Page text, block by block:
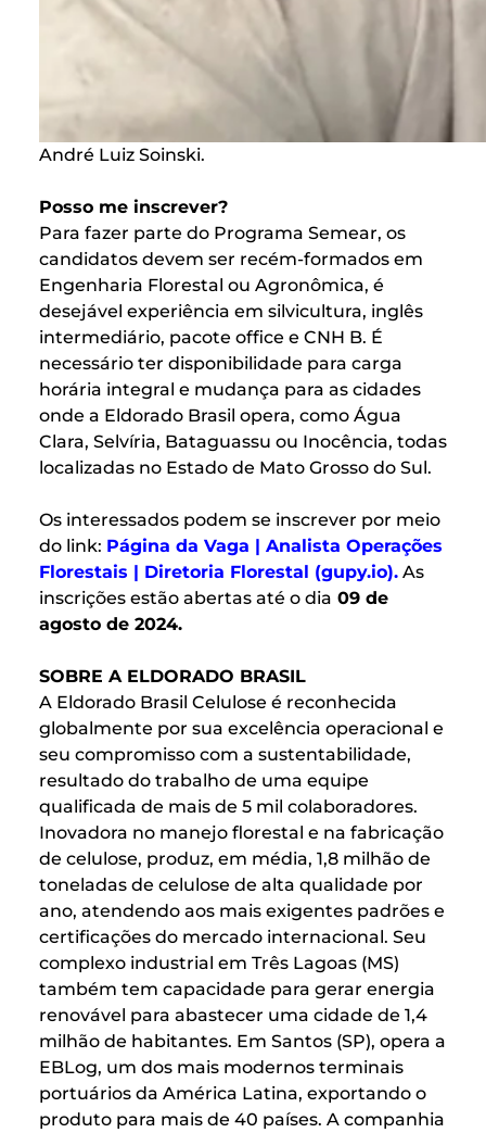
André Luiz Soinski.
Posso me inscrever?
Para fazer parte do Programa Semear, os
candidatos devem ser recém-formados em
Engenharia Florestal ou Agronômica, é
desejável experiência em silvicultura, inglês
intermediário, pacote office e CNH B. É
necessário ter disponibilidade para carga
horária integral e mudança para as cidades
onde a Eldorado Brasil opera, como Água
Clara, Selvíria, Bataguassu ou Inocência, todas
localizadas no Estado de Mato Grosso do Sul.
Os interessados podem se inscrever por meio
do link: Página da Vaga | Analista Operações
Florestais | Diretoria Florestal (gupy.io). As
inscrições estão abertas até o dia 09 de
agosto de 2024.
SOBRE A ELDORADO BRASIL
A Eldorado Brasil Celulose é reconhecida
globalmente por sua excelência operacional e
seu compromisso com a sustentabilidade,
resultado do trabalho de uma equipe
qualificada de mais de 5 mil colaboradores.
Inovadora no manejo florestal e na fabricação
de celulose, produz, em média, 1,8 milhão de
toneladas de celulose de alta qualidade por
ano, atendendo aos mais exigentes padrões e
certificações do mercado internacional. Seu
complexo industrial em Três Lagoas (MS)
também tem capacidade para gerar energia
renovável para abastecer uma cidade de 1,4
milhão de habitantes. Em Santos (SP), opera a
EBLog, um dos mais modernos terminais
portuários da América Latina, exportando o
produto para mais de 40 países. A companhia